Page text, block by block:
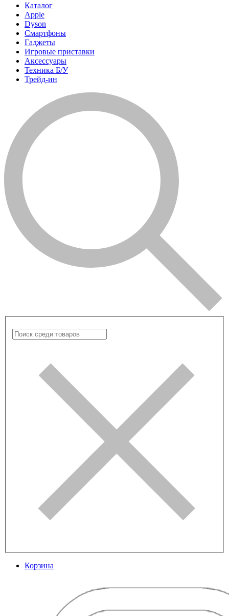
Каталог
Apple
Dyson
Смартфоны
Гаджеты
Игровые приставки
Аксессуары
Техника Б/У
Трейд-ин
Корзина